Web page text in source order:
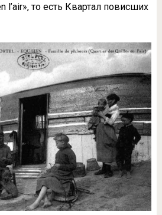
l’air», то есть Квартал повисших